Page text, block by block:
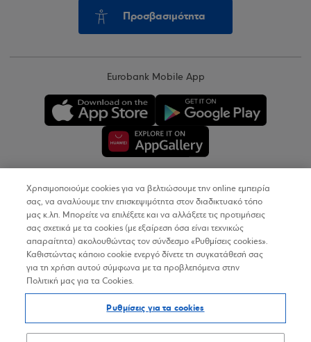
Προσβασιμότητα
Eurobank Mobile App
Copyright © 2026
Όροι Χρήσης
Προσωπικά Δεδομένα στον Διαδικτυακό Τόπο
Δήλωση Προσβασιμότητας
Sitemap
Χρησιμοποιούμε cookies για να βελτιώσουμε την online εμπειρία
σας, να αναλύουμε την επισκεψιμότητα στον διαδικτυακό τόπο
μας κ.λπ. Μπορείτε να επιλέξετε και να αλλάξετε τις προτιμήσεις
σας σχετικά με τα cookies (με εξαίρεση όσα είναι τεχνικώς
απαραίτητα) ακολουθώντας τον σύνδεσμο «Ρυθμίσεις cookies».
Καθιστώντας κάποιο cookie ενεργό δίνετε τη συγκατάθεσή σας
για τη χρήση αυτού σύμφωνα με τα προβλεπόμενα στην
Πολιτική μας για τα Cookies.
Ρυθμίσεις για τα cookies